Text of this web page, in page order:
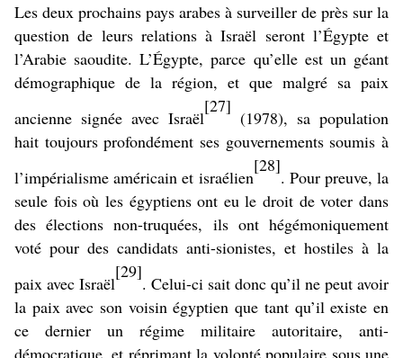
Les deux prochains pays arabes à surveiller de près sur la
question de leurs relations à Israël seront l’Égypte et
l’Arabie saoudite. L’Égypte, parce qu’elle est un géant
démographique de la région, et que malgré sa paix
ancienne signée avec Israël
[27]
(1978), sa population
hait toujours profondément ses gouvernements soumis à
l’impérialisme américain et israélien
[28]
. Pour preuve, la
seule fois où les égyptiens ont eu le droit de voter dans
des élections non-truquées, ils ont hégémoniquement
voté pour des candidats anti-sionistes, et hostiles à la
paix avec Israël
[29]
. Celui-ci sait donc qu’il ne peut avoir
la paix avec son voisin égyptien que tant qu’il existe en
ce dernier un régime militaire autoritaire, anti-
démocratique, et réprimant la volonté populaire sous une